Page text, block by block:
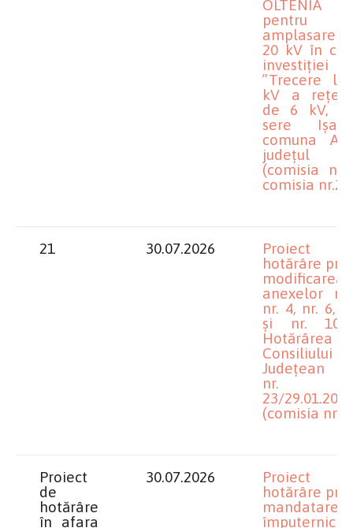
OLTENIA
pentru
amplasare
20 kV în
investiției
”Trecere la
kV a
de 6 kV,
sere
comuna
județul
(comisia
comisia nr.2)
21 30.07.2026
Proiect
hotărâre
modificarea
anexelor
nr. 4, nr. 6,
și nr. 10
Hotărârea
Consiliului
Județean
nr.
23/29.01.2026
(comisia nr.3)
Proiect
de
hotărâre
în afara
30.07.2026
Proiect
hotărâre
mandatarea